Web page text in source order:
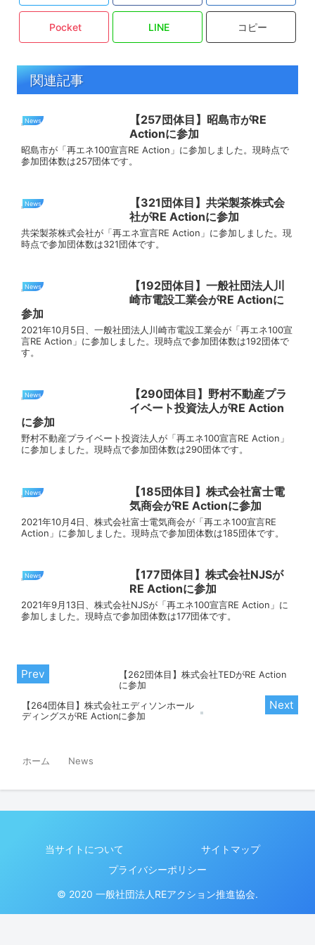
Pocket LINE コピー
関連記事
News
【257団体目】昭島市がRE
Actionに参加
昭島市が「再エネ100宣言RE Action」に参加しました。現時点で
参加団体数は257団体です。
News
【321団体目】共栄製茶株式会
社がRE Actionに参加
共栄製茶株式会社が「再エネ宣言RE Action」に参加しました。現
時点で参加団体数は321団体です。
News
【192団体目】一般社団法人川
崎市電設工業会がRE Actionに
参加
2021年10月5日、一般社団法人川崎市電設工業会が「再エネ100宣
言RE Action」に参加しました。現時点で参加団体数は192団体で
す。
News
【290団体目】野村不動産プラ
イベート投資法人がRE Action
に参加
野村不動産プライベート投資法人が「再エネ100宣言RE Action」
に参加しました。現時点で参加団体数は290団体です。
News
【185団体目】株式会社富士電
気商会がRE Actionに参加
2021年10月4日、株式会社富士電気商会が「再エネ100宣言RE
Action」に参加しました。現時点で参加団体数は185団体です。
News
【177団体目】株式会社NJSが
RE Actionに参加
2021年9月13日、株式会社NJSが「再エネ100宣言RE Action」に
参加しました。現時点で参加団体数は177団体です。
【262団体目】株式会社TEDがRE Action
に参加
【264団体目】株式会社エディソンホール
ディングスがRE Actionに参加
ホーム News
当サイトについて
サイトマップ
プライバシーポリシー
© 2020 一般社団法人REアクション推進協会.